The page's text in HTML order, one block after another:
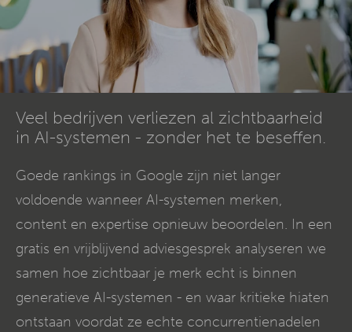
Veel bedrijven verliezen al zichtbaarheid
in AI-systemen - zonder het te beseffen.
Goede rankings in Google zijn niet langer
voldoende wanneer AI-systemen merken,
content en expertise opnieuw beoordelen. In een
gratis en vrijblijvend adviesgesprek analyseren we
samen hoe zichtbaar je merk echt is binnen
generatieve AI-systemen - en waar kritieke hiaten
ontstaan voordat ze echte concurrentienadelen